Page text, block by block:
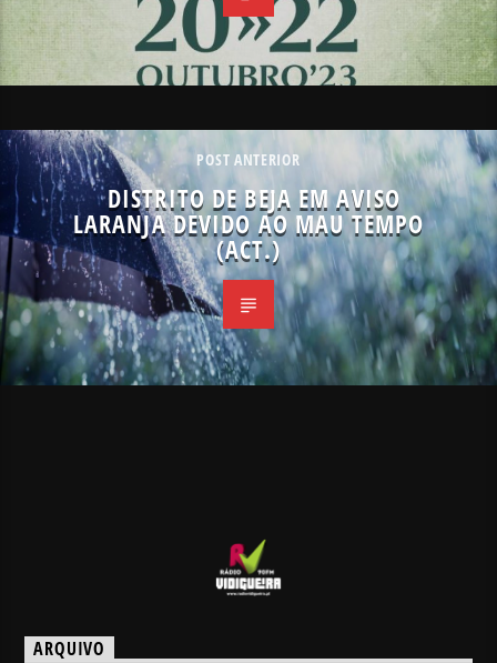
POST ANTERIOR
DISTRITO DE BEJA EM AVISO
LARANJA DEVIDO AO MAU TEMPO
(ACT.)
ARQUIVO